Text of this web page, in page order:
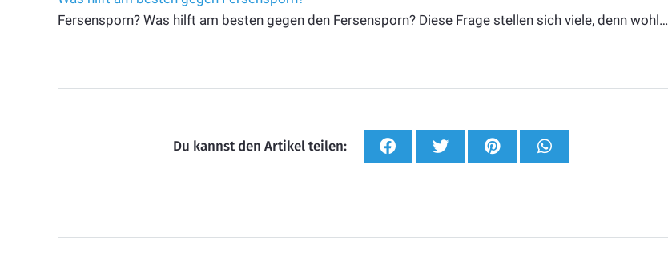
Fersensporn? Was hilft am besten gegen den Fersensporn? Diese Frage stellen sich viele, denn wohl…
Du kannst den Artikel teilen: